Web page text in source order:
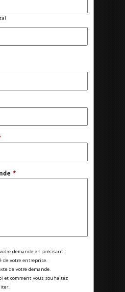
*
demande en précisant :
de votre entreprise.
de votre demande.
et comment vous souhaitez